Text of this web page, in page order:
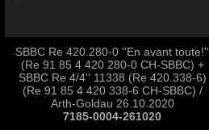
SBBC Re 420.280-0 ''En avant toute!''
(Re 91 85 4 420 280-0 CH-SBBC) +
SBBC Re 4/4'' 11338 (Re 420.338-6)
(Re 91 85 4 420 338-6 CH-SBBC) /
Arth-Goldau 26.10.2020
7185-0004-261020